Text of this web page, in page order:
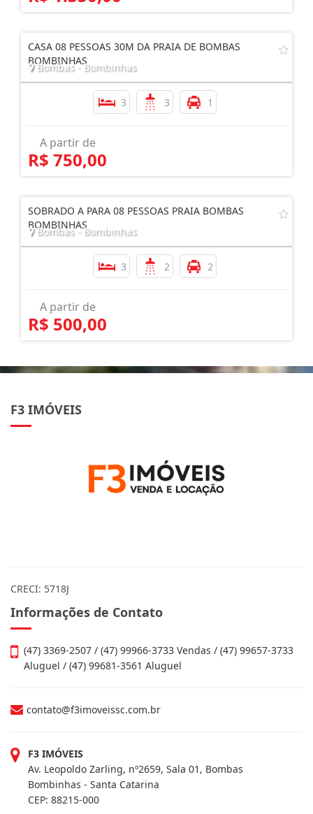
CASA 08 PESSOAS 30M DA PRAIA DE BOMBAS
BOMBINHAS
Bombas - Bombinhas
3 3 1
A partir de
R$ 750,00
SOBRADO A PARA 08 PESSOAS PRAIA BOMBAS
BOMBINHAS
Bombas - Bombinhas
3 2 2
A partir de
R$ 500,00
F3 IMÓVEIS
CRECI: 5718J
Informações de Contato
(47) 3369-2507 / (47) 99966-3733 Vendas / (47) 99657-3733
Aluguel / (47) 99681-3561 Aluguel
contato@f3imoveissc.com.br
F3 IMÓVEIS
Av. Leopoldo Zarling, nº2659, Sala 01, Bombas
Bombinhas - Santa Catarina
CEP: 88215-000